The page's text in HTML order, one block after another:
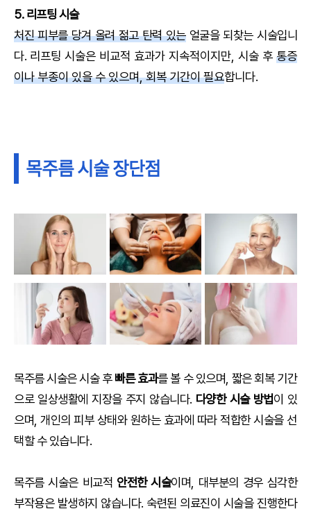
5. 리프팅 시술
처진 피부를 당겨 올려 젊고 탄력 있는얼굴을 되찾는 시술입니
다. 리프팅 시술은 비교적 효과가 지속적이지만, 시술 후 통증
이나 부종이 있을 수 있으며, 회복 기간이 필요합니다.
목주름 시술 장단점
목주름 시술은 시술 후빠른 효과를 볼 수 있으며, 짧은 회복 기간
으로 일상생활에 지장을 주지 않습니다. 다양한 시술 방법이 있
으며, 개인의 피부 상태와 원하는 효과에 따라 적합한 시술을 선
택할 수 있습니다.
목주름 시술은 비교적 안전한 시술이며, 대부분의 경우 심각한
부작용은 발생하지 않습니다. 숙련된 의료진이 시술을 진행한다